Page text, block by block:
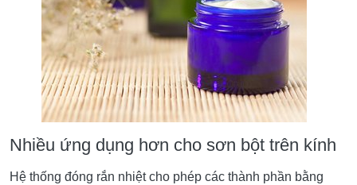
Nhiều ứng dụng hơn cho sơn bột trên kính
Hệ thống đóng rắn nhiệt cho phép các thành phần bằng